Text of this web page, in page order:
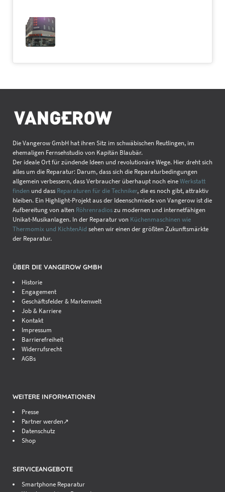
Die Vangerow GmbH hat ihren Sitz im schwäbischen Reutlingen, im
ehemaligen Fernsehstudio von Kapitän Blaubär.
Der ideale Ort für zündende Ideen und revolutionäre Wege. Hier dreht sich
alles um die Reparatur: Darum, dass sich die Reparaturbedingungen
allgemein verbessern, dass Verbraucher überhaupt noch eineWerkstatt
finden und dass Reparaturen für die Techniker, die es noch gibt, attraktiv
bleiben. Ein Highlight-Projekt aus der Ideenschmiede von Vangerow ist die
Aufbereitung von alten Röhrenradioszu modernen und internetfähigen
Unikat-Musikanlagen. In der Reparatur von Küchenmaschinen wie
Thermomix und KichtenAid sehen wir einen der größten Zukunftsmärkte
der Reparatur.
ÜBER DIE VANGEROW GMBH
Historie
Engagement
Geschäftsfelder & Markenwelt
Job & Karriere
Kontakt
Impressum
Barrierefreiheit
Widerrufsrecht
AGBs
WEITERE INFORMATIONEN
Presse
Partner werden↗
Datenschutz
Shop
SERVICEANGEBOTE
Smartphone Reparatur